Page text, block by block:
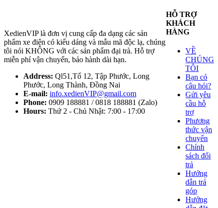
XedienVIP là đơn vị cung cấp đa dạng các sản
phẩm xe điện có kiểu dáng và mẫu mã độc lạ, chúng
tôi nói KHÔNG với các sản phẩm đại trà. Hỗ trợ
miễn phí vận chuyển, bảo hành dài hạn.
Address: Ql51,Tổ 12, Tập Phước, Long
Phước, Long Thành, Đồng Nai
E-mail: info.xedienVIP@gmail.com
Phone: 0909 188881 / 0818 188881 (Zalo)
Hours: Thứ 2 - Chủ Nhật: 7:00 - 17:00
HỖ TRỢ
KHÁCH
HÀNG
VỀ
CHÚNG
TÔI
Bạn có
câu hỏi?
Gửi yêu
cầu hỗ
trợ
Phương
thức vận
chuyển
Chính
sách đổi
trả
Hướng
dẫn trả
góp
Hướng